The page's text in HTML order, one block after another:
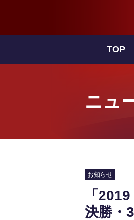
TOP
ニュ
お知らせ
「
決勝・